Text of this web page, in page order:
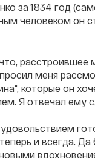
за 1834 год
человеком он
расстроившее
меня
которые он
Я отвечал ему
и всегда. Да